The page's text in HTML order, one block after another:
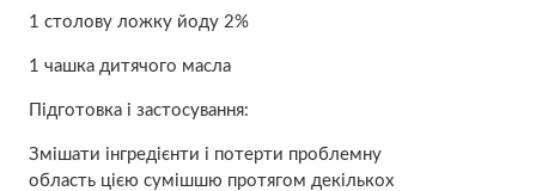
1 столову ложку йоду 2%
1 чашка дитячого масла
Підготовка і застосування:
Змішати інгредієнти і потерти проблемну
область цією сумішшю протягом декількох